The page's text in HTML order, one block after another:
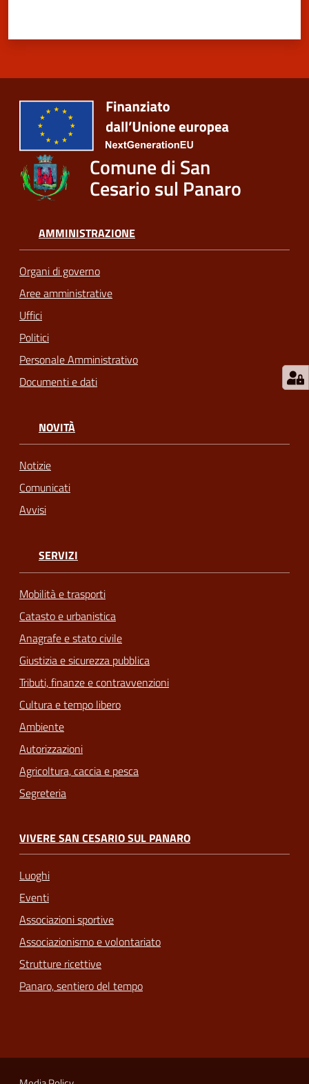
su
Comune di San
Cesario sul Panaro
AMMINISTRAZIONE
Organi di governo
Aree amministrative
Uffici
Politici
Personale Amministrativo
Documenti e dati
NOVITÀ
Notizie
Comunicati
Avvisi
SERVIZI
Mobilità e trasporti
Catasto e urbanistica
Anagrafe e stato civile
Giustizia e sicurezza pubblica
Tributi, finanze e contravvenzioni
Cultura e tempo libero
Ambiente
Autorizzazioni
Agricoltura, caccia e pesca
Segreteria
VIVERE SAN CESARIO SUL PANARO
Luoghi
Eventi
Associazioni sportive
Associazionismo e volontariato
Strutture ricettive
Panaro, sentiero del tempo